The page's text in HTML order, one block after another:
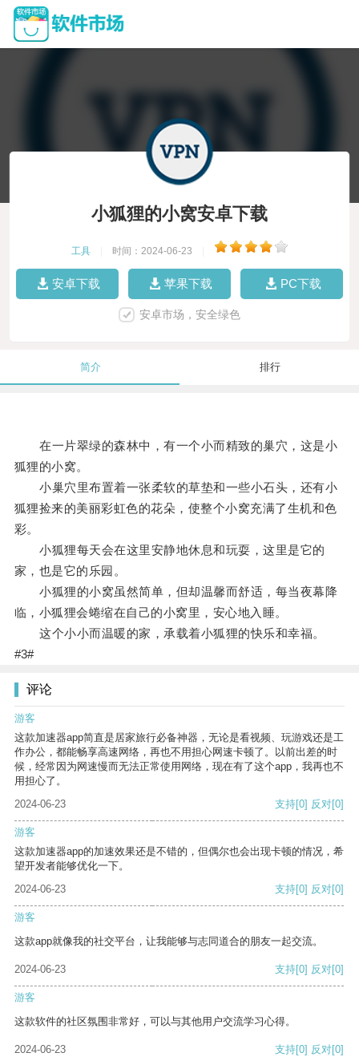
小狐狸的小窝安卓下载
工具 时间：2024-06-23
安卓下载 苹果下载 PC下载
安卓市场，安全绿色
简介 排行
在一片翠绿的森林中，有一个小而精致的巢穴，这是小
狐狸的小窝。
小巢穴里布置着一张柔软的草垫和一些小石头，还有小
狐狸捡来的美丽彩虹色的花朵，使整个小窝充满了生机和色
彩。
小狐狸每天会在这里安静地休息和玩耍，这里是它的
家，也是它的乐园。
小狐狸的小窝虽然简单，但却温馨而舒适，每当夜幕降
临，小狐狸会蜷缩在自己的小窝里，安心地入睡。
这个小小而温暖的家，承载着小狐狸的快乐和幸福。
#3#
评论
游客
这款加速器app简直是居家旅行必备神器，无论是看视频、玩游戏还是工
作办公，都能畅享高速网络，再也不用担心网速卡顿了。以前出差的时
候，经常因为网速慢而无法正常使用网络，现在有了这个app，我再也不
用担心了。
2024-06-23
支持[0] 反对[0]
游客
这款加速器app的加速效果还是不错的，但偶尔也会出现卡顿的情况，希
望开发者能够优化一下。
2024-06-23
支持[0] 反对[0]
游客
这款app就像我的社交平台，让我能够与志同道合的朋友一起交流。
2024-06-23 支持[0] 反对[0]
游客
这款软件的社区氛围非常好，可以与其他用户交流学习心得。
2024-06-23 支持[0] 反对[0]